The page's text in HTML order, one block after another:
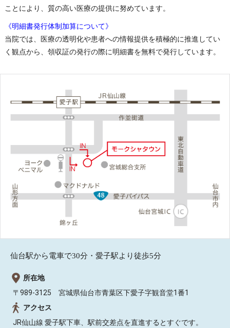
ことにより、質の高い医療の提供に努めています。
《明細書発行体制加算について》
当院では、医療の透明化や患者への情報提供を積極的に推進してい
く観点から、領収証の発行の際に明細書を無料で発行しています。
仙台駅から電車で30分・愛子駅より徒歩5分
所在地
〒989-3125 宮城県仙台市青葉区下愛子字観音堂1番1
アクセス
JR仙山線 愛子駅下車、駅前交差点を直進するとすぐです。